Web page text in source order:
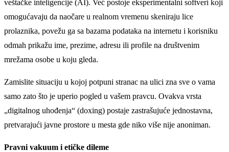
veštačke inteligencije (AI). Već postoje eksperimentalni softveri koji
omogućavaju da naočare u realnom vremenu skeniraju lice
prolaznika, povežu ga sa bazama podataka na internetu i korisniku
odmah prikažu ime, prezime, adresu ili profile na društvenim
mrežama osobe u koju gleda.
Zamislite situaciju u kojoj potpuni stranac na ulici zna sve o vama
samo zato što je uperio pogled u vašem pravcu. Ovakva vrsta
„digitalnog uhođenja“ (doxing) postaje zastrašujuće jednostavna,
pretvarajući javne prostore u mesta gde niko više nije anoniman.
Pravni vakuum i etičke dileme